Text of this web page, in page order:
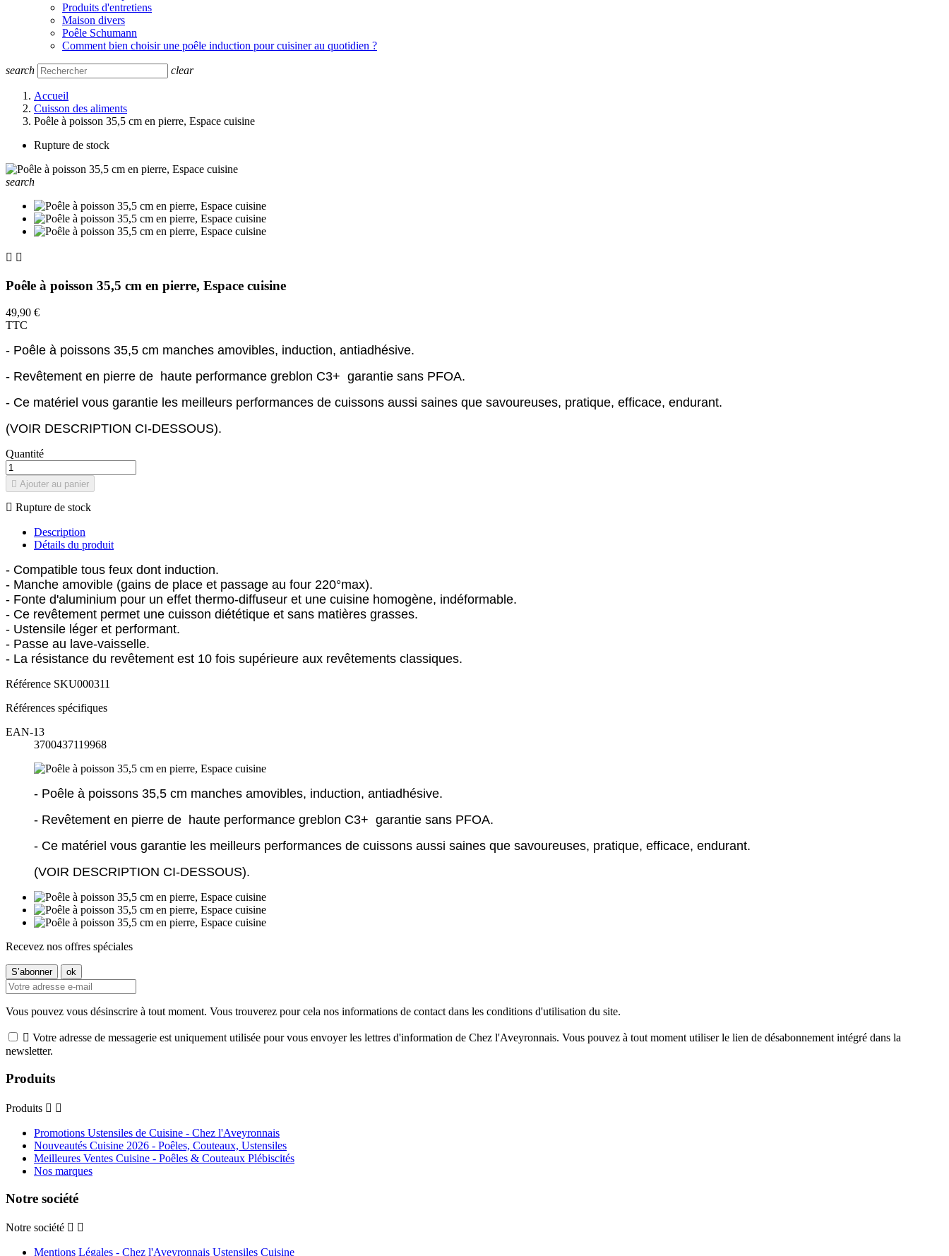
Produits d'entretiens
Maison divers
Poêle Schumann
Comment bien choisir une poêle induction pour cuisiner au quotidien ?
search clear
Accueil
Cuisson des aliments
Poêle à poisson 35,5 cm en pierre, Espace cuisine
Rupture de stock
search
 
Poêle à poisson 35,5 cm en pierre, Espace cuisine
49,90 €
TTC
- Poêle à poissons 35,5 cm manches amovibles, induction, antiadhésive.
- Revêtement en pierre de haute performance greblon C3+ garantie sans PFOA.
- Ce matériel vous garantie les meilleurs performances de cuissons aussi saines que savoureuses, pratique, efficace, endurant.
(VOIR DESCRIPTION CI-DESSOUS).
Quantité
 Ajouter au panier
 Rupture de stock
Description
Détails du produit
- Compatible tous feux dont induction.
- Manche amovible (gains de place et passage au four 220°max).
- Fonte d'aluminium pour un effet thermo-diffuseur et une cuisine homogène, indéformable.
- Ce revêtement permet une cuisson diététique et sans matières grasses.
- Ustensile léger et performant.
- Passe au lave-vaisselle.
- La résistance du revêtement est 10 fois supérieure aux revêtements classiques.
Référence SKU000311
Références spécifiques
EAN-13
3700437119968
- Poêle à poissons 35,5 cm manches amovibles, induction, antiadhésive.
- Revêtement en pierre de haute performance greblon C3+ garantie sans PFOA.
- Ce matériel vous garantie les meilleurs performances de cuissons aussi saines que savoureuses, pratique, efficace, endurant.
(VOIR DESCRIPTION CI-DESSOUS).
Recevez nos offres spéciales
Vous pouvez vous désinscrire à tout moment. Vous trouverez pour cela nos informations de contact dans les conditions d'utilisation du site.
 Votre adresse de messagerie est uniquement utilisée pour vous envoyer les lettres d'information de Chez l'Aveyronnais. Vous pouvez à tout moment utiliser le lien de désabonnement intégré dans la
newsletter.
Produits
Produits  
Promotions Ustensiles de Cuisine - Chez l'Aveyronnais
Nouveautés Cuisine 2026 - Poêles, Couteaux, Ustensiles
Meilleures Ventes Cuisine - Poêles & Couteaux Plébiscités
Nos marques
Notre société
Notre société  
Mentions Légales - Chez l'Aveyronnais Ustensiles Cuisine